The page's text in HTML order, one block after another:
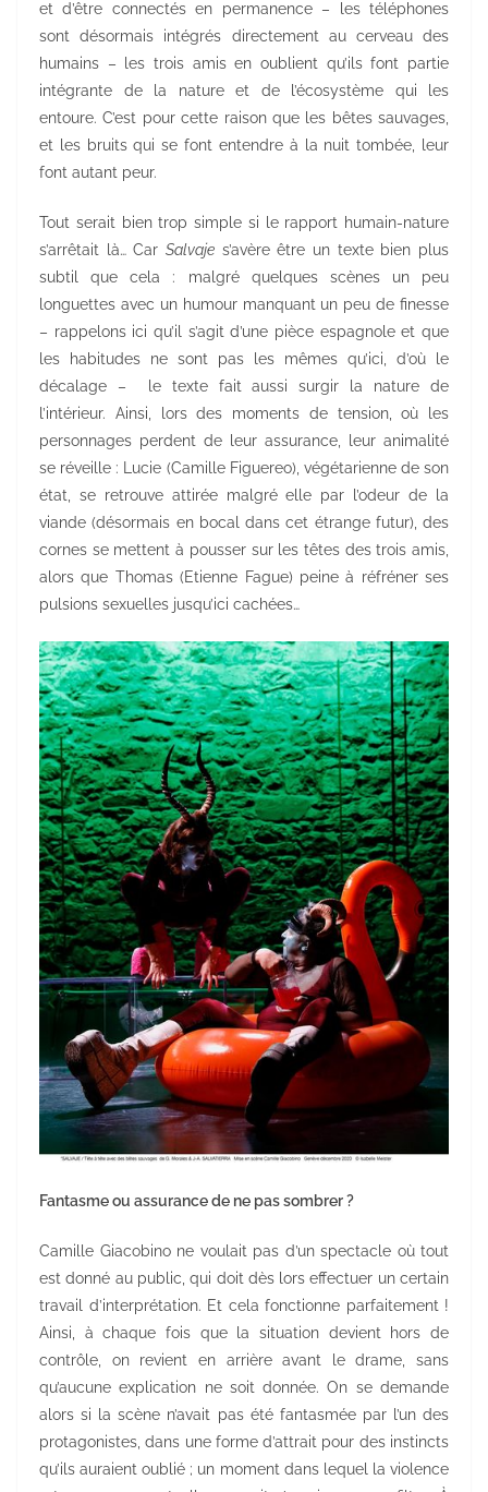
et d’être connectés en permanence – les téléphones
sont désormais intégrés directement au cerveau des
humains – les trois amis en oublient qu’ils font partie
intégrante de la nature et de l’écosystème qui les
entoure. C’est pour cette raison que les bêtes sauvages,
et les bruits qui se font entendre à la nuit tombée, leur
font autant peur.
Tout serait bien trop simple si le rapport humain-nature
s’arrêtait là… Car Salvaje s’avère être un texte bien plus
subtil que cela : malgré quelques scènes un peu
longuettes avec un humour manquant un peu de finesse
– rappelons ici qu’il s’agit d’une pièce espagnole et que
les habitudes ne sont pas les mêmes qu’ici, d’où le
décalage – le texte fait aussi surgir la nature de
l’intérieur. Ainsi, lors des moments de tension, où les
personnages perdent de leur assurance, leur animalité
se réveille : Lucie (Camille Figuereo), végétarienne de son
état, se retrouve attirée malgré elle par l’odeur de la
viande (désormais en bocal dans cet étrange futur), des
cornes se mettent à pousser sur les têtes des trois amis,
alors que Thomas (Etienne Fague) peine à réfréner ses
pulsions sexuelles jusqu’ici cachées…
Fantasme ou assurance de ne pas sombrer ?
Camille Giacobino ne voulait pas d’un spectacle où tout
est donné au public, qui doit dès lors effectuer un certain
travail d’interprétation. Et cela fonctionne parfaitement !
Ainsi, à chaque fois que la situation devient hors de
contrôle, on revient en arrière avant le drame, sans
qu’aucune explication ne soit donnée. On se demande
alors si la scène n’avait pas été fantasmée par l’un des
protagonistes, dans une forme d’attrait pour des instincts
qu’ils auraient oublié ; un moment dans lequel la violence